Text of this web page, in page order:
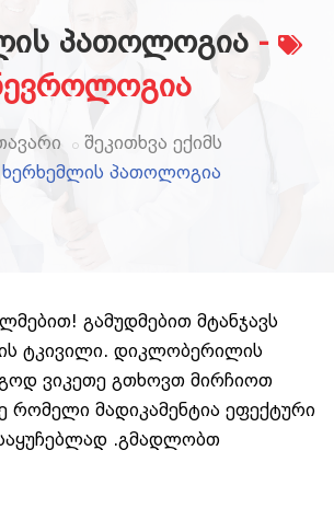
პათოლოგია -
შეკითხვა ექიმს
ხერხემლის პათოლოგია
გამუდმებით მტანჯავს
ტკივილი. დიკლობერილის
ვიკეთე გთხოვთ მირჩიოთ
რომელი მადიკამენტია ეფექტური
.გმადლობთ